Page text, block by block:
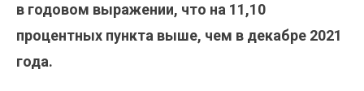
в годовом выражении, что на 11,10
процентных пункта выше, чем в декабре 2021
года.